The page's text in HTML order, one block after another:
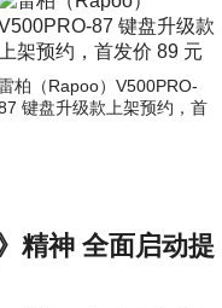
柏（Rapoo）V500PRO-
键盘升级款上架预约，首
精神 全面启动提